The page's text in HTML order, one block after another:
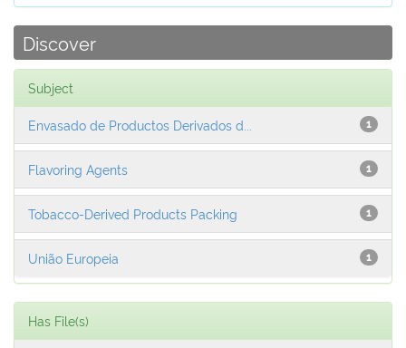
Discover
Subject
1
Envasado de Productos Derivados d...
1
Flavoring Agents
1
Tobacco-Derived Products Packing
1
União Europeia
Has File(s)